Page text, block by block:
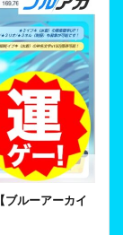
ブルーアーカイ